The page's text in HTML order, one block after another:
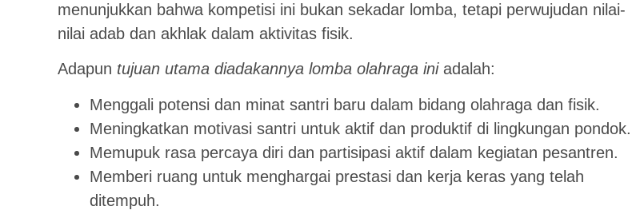
menunjukkan bahwa kompetisi ini bukan sekadar lomba, tetapi perwujudan nilai-
nilai adab dan akhlak dalam aktivitas fisik.
Adapun tujuan utama diadakannya lomba olahraga iniadalah:
Menggali potensi dan minat santri baru dalam bidang olahraga dan fisik.
Meningkatkan motivasi santri untuk aktif dan produktif di lingkungan pondok.
Memupuk rasa percaya diri dan partisipasi aktif dalam kegiatan pesantren.
Memberi ruang untuk menghargai prestasi dan kerja keras yang telah
ditempuh.